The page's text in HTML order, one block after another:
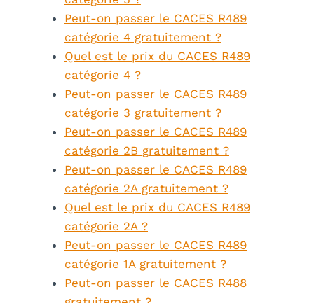
Peut-on passer le CACES R489
catégorie 4 gratuitement ?
Quel est le prix du CACES R489
catégorie 4 ?
Peut-on passer le CACES R489
catégorie 3 gratuitement ?
Peut-on passer le CACES R489
catégorie 2B gratuitement ?
Peut-on passer le CACES R489
catégorie 2A gratuitement ?
Quel est le prix du CACES R489
catégorie 2A ?
Peut-on passer le CACES R489
catégorie 1A gratuitement ?
Peut-on passer le CACES R488